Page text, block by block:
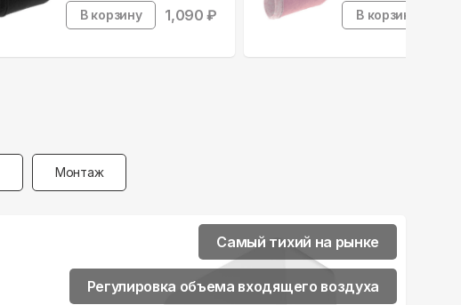
В корзину 1,090 ₽ В корзину
Монтаж
Самый тихий на рынке
Регулировка объема входящего воздуха